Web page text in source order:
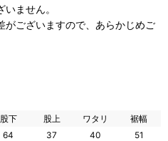
ません。
がございますので、あらかじめご
股下 股上 ワタリ
裾幅
64 37 40 51